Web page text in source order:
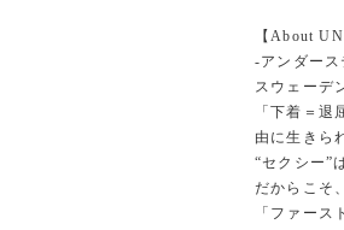
【About
-アンダー
スウェーデ
「下着＝
由に生きら
“セクシー”
だからこそ
「ファー